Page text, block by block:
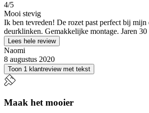
4/5
Mooi stevig
Ik ben tevreden! De rozet past perfect bij mijn
deurklinken. Gemakkelijke montage. Jaren
Lees hele review
Naomi
8 augustus 2020
Toon 1 klantreview met tekst
Maak het mooier